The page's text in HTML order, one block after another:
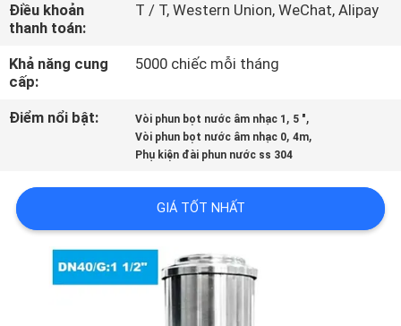
KIỂM
SOÁT
LƯỢNG
LIÊN
HỆ
CHÚNG
Điều khoản
thanh toán:
T / T, Western Union, WeChat, Alipay
Khả năng cung
cấp:
5000 chiếc mỗi tháng
Điểm nổi bật: Vòi phun bọt nước âm nhạc 1 , 5 ",
Vòi phun bọt nước âm nhạc 0,4m,
Phụ kiện đài phun nước ss 304
GIÁ TỐT NHẤT